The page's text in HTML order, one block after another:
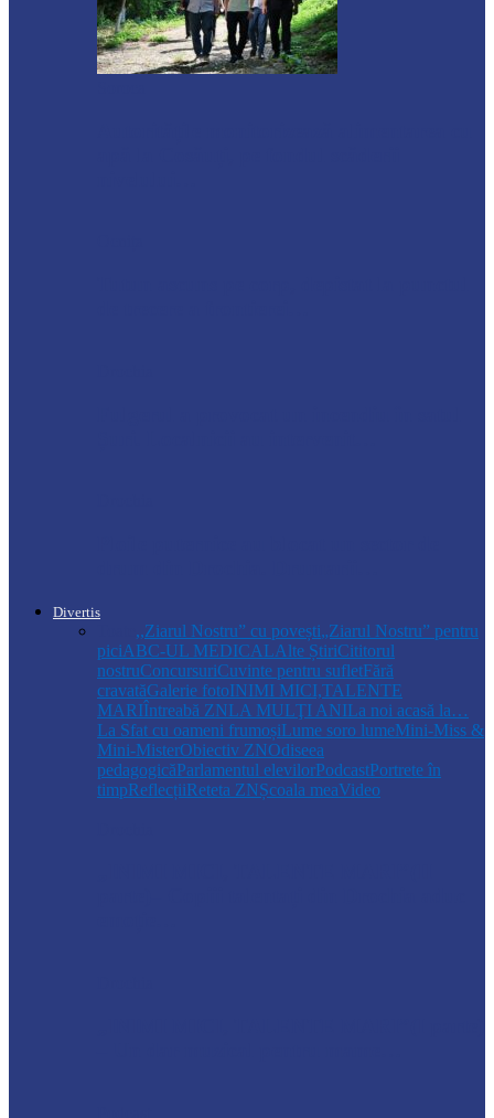
Divertis
,,Ziarul Nostru” cu povești„Ziarul Nostru” pentru
piciABC-UL MEDICALAlte ȘtiriCititorul
nostruConcursuriCuvinte pentru sufletFără
cravatăGalerie fotoINIMI MICI,TALENTE
MARIÎntreabă ZNLA MULŢI ANILa noi acasă la…
La Sfat cu oameni frumoșiLume soro lumeMini-Miss &
Mini-MisterObiectiv ZNOdiseea
pedagogicăParlamentul elevilorPodcastPortrete în
timpReflecțiiReteta ZNȘcoala meaVideo